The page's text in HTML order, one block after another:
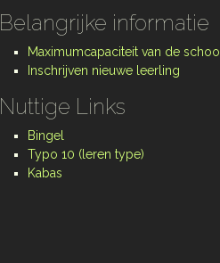
Belangrijke informatie
Maximumcapaciteit van de school
Inschrijven nieuwe leerling
Nuttige Links
Bingel
Typo 10 (leren type)
Kabas